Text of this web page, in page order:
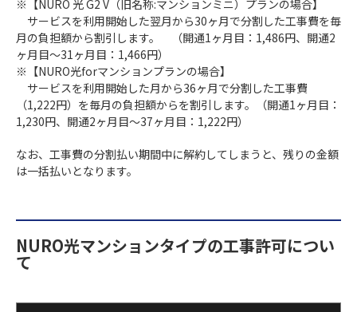
※【NURO 光 G2 V（旧名称:マンションミニ）プランの場合】
サービスを利用開始した翌月から30ヶ月で分割した工事費を毎
月の負担額から割引します。 （開通1ヶ月目：1,486円、開通2
ヶ月目〜31ヶ月目：1,466円）
※【NURO光forマンションプランの場合】
サービスを利用開始した月から36ヶ月で分割した工事費
（1,222円）を毎月の負担額からを割引します。（開通1ヶ月目：
1,230円、開通2ヶ月目〜37ヶ月目：1,222円）
なお、工事費の分割払い期間中に解約してしまうと、残りの金額
は一括払いとなります。
NURO光マンションタイプの工事許可につい
て